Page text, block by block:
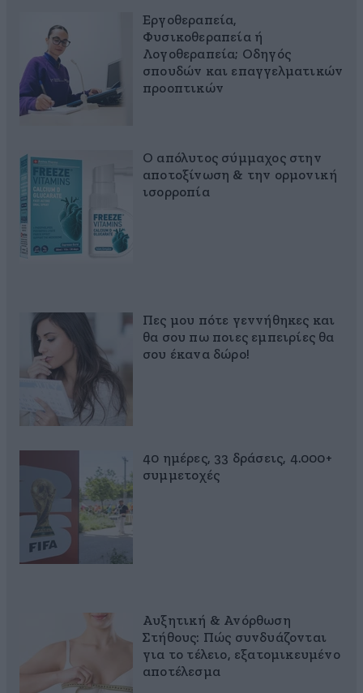
Εργοθεραπεία,
Φυσικοθεραπεία ή
Λογοθεραπεία; Οδηγός
σπουδών και επαγγελματικών
προοπτικών
Ο απόλυτος σύμμαχος στην
αποτοξίνωση & την ορμονική
ισορροπία
Πες μου πότε γεννήθηκες και
θα σου πω ποιες εμπειρίες θα
σου έκανα δώρο!
40 ημέρες, 33 δράσεις, 4.000+
συμμετοχές
Αυξητική & Ανόρθωση
Στήθους: Πώς συνδυάζονται
για το τέλειο, εξατομικευμένο
αποτέλεσμα